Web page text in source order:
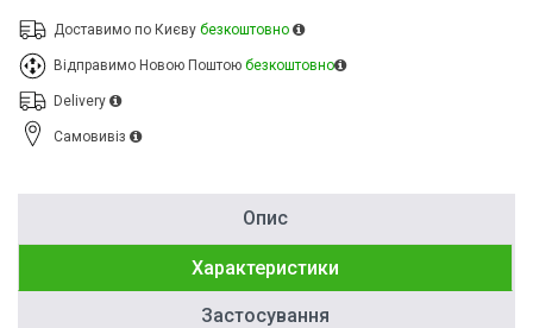
Доставимо по Києву безкоштовно
Відправимо Новою Поштою безкоштовно
Delivery
Cамовивіз
Опис
Характеристики
Застосування